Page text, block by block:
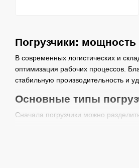
Погрузчики:
В современных логистических и
оптимизация рабочих процессов.
стабильную производительность и
Основные типы
Сначала погрузчики можно